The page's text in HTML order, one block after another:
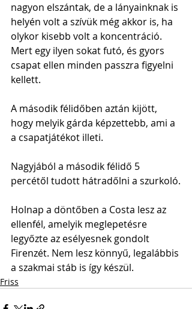
nagyon elszántak, de a lányainknak is
helyén volt a szívük még akkor is, ha
olykor kisebb volt a koncentráció.
Mert egy ilyen sokat futó, és gyors
csapat ellen minden passzra figyelni
kellett.
A második félidőben aztán kijött,
hogy melyik gárda képzettebb, ami a
a csapatjátékot illeti.
Nagyjából a második félidő 5
percétől tudott hátradőlni a szurkoló.
Holnap a döntőben a Costa lesz az
ellenfél, amelyik meglepetésre
legyőzte az esélyesnek gondolt
Firenzét. Nem lesz könnyű, legalábbis
a szakmai stáb is így készül.
Friss